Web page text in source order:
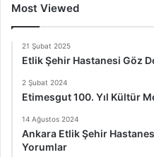
Most Viewed
21 Şubat 2025
Etlik Şehir Hastanesi Göz
2 Şubat 2024
Etimesgut 100. Yıl Kültür
14 Ağustos 2024
Ankara Etlik Şehir
Yorumlar